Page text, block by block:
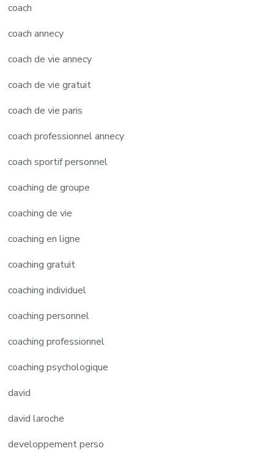
coach
coach annecy
coach de vie annecy
coach de vie gratuit
coach de vie paris
coach professionnel annecy
coach sportif personnel
coaching de groupe
coaching de vie
coaching en ligne
coaching gratuit
coaching individuel
coaching personnel
coaching professionnel
coaching psychologique
david
david laroche
developpement perso